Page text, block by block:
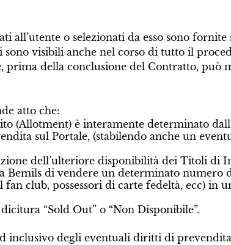
o selezionati da esso sono fornite
visibili anche nel corso di tutto il
della conclusione del Contratto, può
atto che:
(Allotment) è interamente determinato
sul Portale, (stabilendo anche un
dell’ulteriore disponibilità dei Titoli di
Bemils di vendere un determinato
club, possessori di carte fedeltà, ecc) in
“Sold Out” o “Non Disponibile”.
inclusivo degli eventuali diritti di